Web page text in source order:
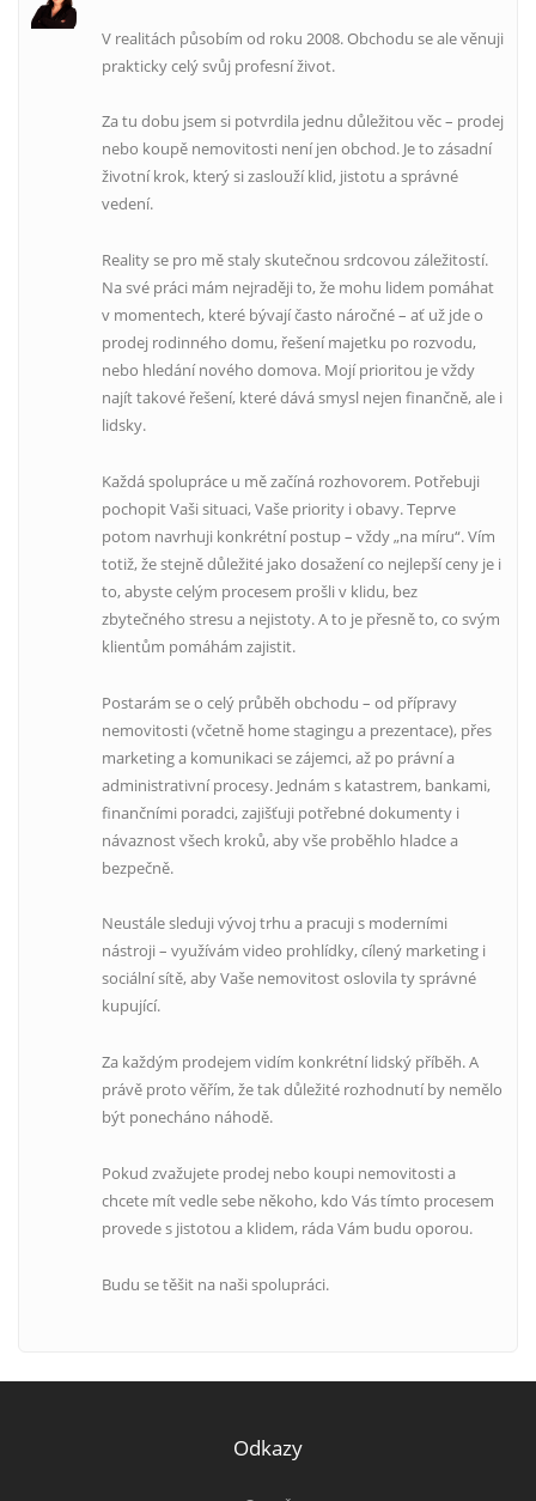
V realitách působím od roku 2008. Obchodu se ale věnuji
prakticky celý svůj profesní život.
Za tu dobu jsem si potvrdila jednu důležitou věc – prodej
nebo koupě nemovitosti není jen obchod. Je to zásadní
životní krok, který si zaslouží klid, jistotu a správné
vedení.
Reality se pro mě staly skutečnou srdcovou záležitostí.
Na své práci mám nejraději to, že mohu lidem pomáhat
v momentech, které bývají často náročné – ať už jde o
prodej rodinného domu, řešení majetku po rozvodu,
nebo hledání nového domova. Mojí prioritou je vždy
najít takové řešení, které dává smysl nejen finančně, ale i
lidsky.
Každá spolupráce u mě začíná rozhovorem. Potřebuji
pochopit Vaši situaci, Vaše priority i obavy. Teprve
potom navrhuji konkrétní postup – vždy „na míru“. Vím
totiž, že stejně důležité jako dosažení co nejlepší ceny je i
to, abyste celým procesem prošli v klidu, bez
zbytečného stresu a nejistoty. A to je přesně to, co svým
klientům pomáhám zajistit.
Postarám se o celý průběh obchodu – od přípravy
nemovitosti (včetně home stagingu a prezentace), přes
marketing a komunikaci se zájemci, až po právní a
administrativní procesy. Jednám s katastrem, bankami,
finančními poradci, zajišťuji potřebné dokumenty i
návaznost všech kroků, aby vše proběhlo hladce a
bezpečně.
Neustále sleduji vývoj trhu a pracuji s moderními
nástroji – využívám video prohlídky, cílený marketing i
sociální sítě, aby Vaše nemovitost oslovila ty správné
kupující.
Za každým prodejem vidím konkrétní lidský příběh. A
právě proto věřím, že tak důležité rozhodnutí by nemělo
být ponecháno náhodě.
Pokud zvažujete prodej nebo koupi nemovitosti a
chcete mít vedle sebe někoho, kdo Vás tímto procesem
provede s jistotou a klidem, ráda Vám budu oporou.
Budu se těšit na naši spolupráci.
Odkazy